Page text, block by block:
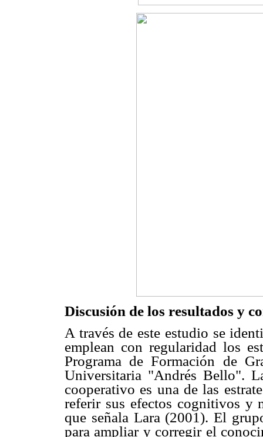
Discusión de los resultados y
A través de este estudio se
emplean con regularidad los
Programa de Formación de
Universitaria "Andrés Bello".
cooperativo es una de las
referir sus efectos cognitivos y
que señala Lara (2001). El
para ampliar y corregir el